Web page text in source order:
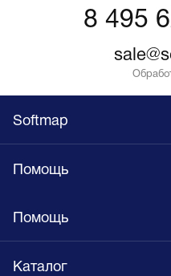
8 495
Softmap
Помощь
Помощь
Каталог